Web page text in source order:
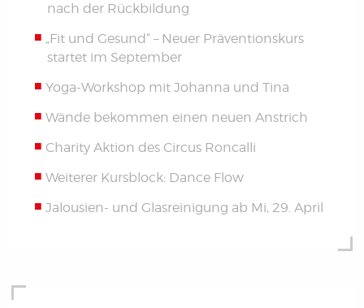
nach der Rückbildung
„Fit und Gesund“ – Neuer Präventionskurs
startet im September
Yoga-Workshop mit Johanna und Tina
Wände bekommen einen neuen Anstrich
Charity Aktion des Circus Roncalli
Weiterer Kursblock: Dance Flow
Jalousien- und Glasreinigung ab Mi, 29. April